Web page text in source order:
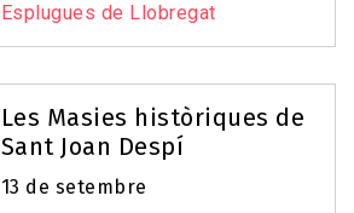
Esplugues de Llobregat
Les Masies històriques de
Sant Joan Despí
13 de setembre